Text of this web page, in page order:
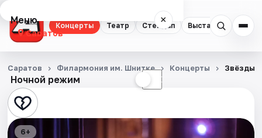
Концерты Театр Стендап Выставки
Меню ×
Саратов
Концерты
Театр
Стендап
Ночной режим ☾
Саратов Филармония им. Шнитке Концерты Звёзды
6+